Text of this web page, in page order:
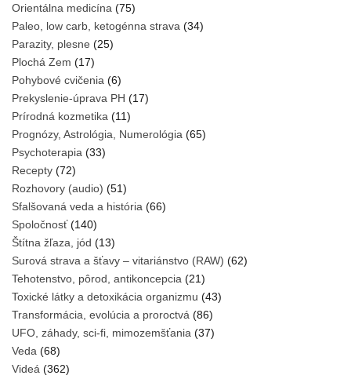
Orientálna medicína (75)
Paleo, low carb, ketogénna strava (34)
Parazity, plesne (25)
Plochá Zem (17)
Pohybové cvičenia (6)
Prekyslenie-úprava PH (17)
Prírodná kozmetika (11)
Prognózy, Astrológia, Numerológia (65)
Psychoterapia (33)
Recepty (72)
Rozhovory (audio) (51)
Sfalšovaná veda a história (66)
Spoločnosť(140)
Štítna žľaza, jód (13)
Surová strava a šťavy – vitariánstvo (RAW) (62)
Tehotenstvo, pôrod, antikoncepcia (21)
Toxické látky a detoxikácia organizmu (43)
Transformácia, evolúcia a proroctvá (86)
UFO, záhady, sci-fi, mimozemšťania (37)
Veda (68)
Videá (362)